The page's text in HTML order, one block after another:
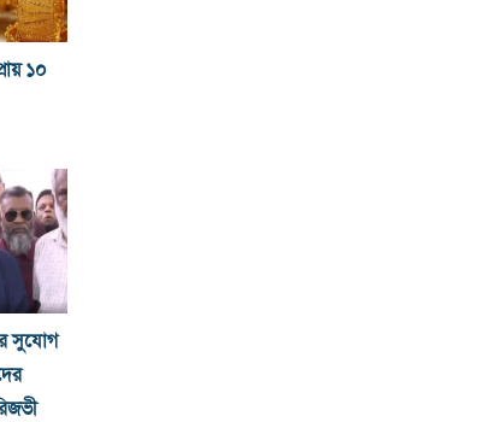
১০
সুযোগ